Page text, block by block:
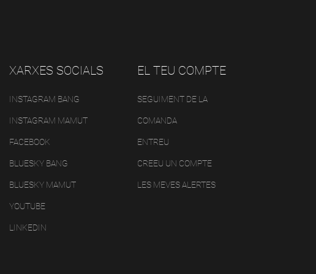
XARXES SOCIALS
INSTAGRAM BANG
INSTAGRAM MAMUT
FACEBOOK
BLUESKY BANG
BLUESKY MAMUT
YOUTUBE
LINKEDIN
EL TEU COMPTE
SEGUIMENT DE LA
COMANDA
ENTREU
CREEU UN COMPTE
LES MEVES ALERTES